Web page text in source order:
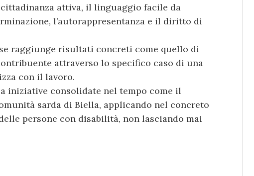
attiva, il linguaggio facile da
l’autorappresentanza e il diritto di
raggiunge risultati concreti come quello di
attraverso lo specifico caso di una
con il lavoro.
iniziative consolidate nel tempo come il
sarda di Biella, applicando nel concreto
persone con disabilità, non lasciando mai